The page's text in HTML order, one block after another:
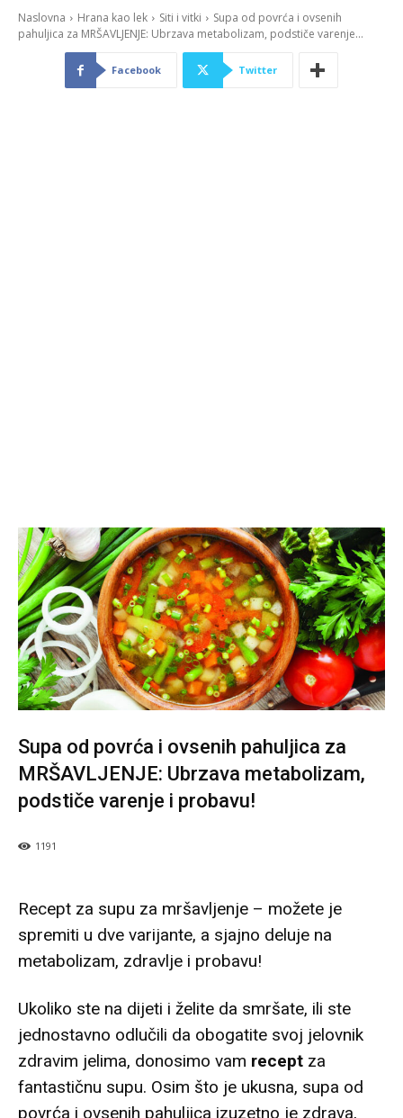
Naslovna Hrana kao lek Siti i vitki
Supa od povrća i ovsenih
pahuljica za MRŠAVLJENJE: Ubrzava metabolizam, podstiče varenje...
Facebook Twitter
Supa od povrća i ovsenih pahuljica za
MRŠAVLJENJE: Ubrzava metabolizam,
podstiče varenje i probavu!
1191
Recept za supu za mršavljenje – možete je
spremiti u dve varijante, a sjajno deluje na
metabolizam, zdravlje i probavu!
Ukoliko ste na dijeti i želite da smršate, ili ste
jednostavno odlučili da obogatite svoj jelovnik
zdravim jelima, donosimo vam recept za
fantastičnu supu. Osim što je ukusna, supa od
povrća i ovsenih pahuljica izuzetno je zdrava,